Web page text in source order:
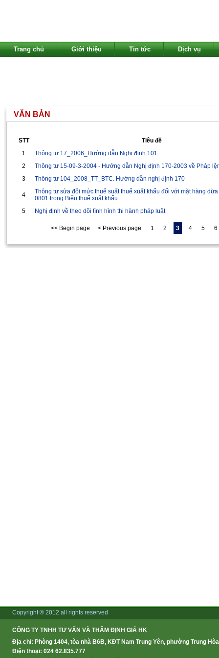
Trang chủ Giới thiệu Tin tức Dịch vụ
VĂN BẢN
STT
Tiêu đề
1
Thông tư 17_2006_Hướng dẫn Nghị định 101
2
Thông tư 15-09-3-2004 - Hướng dẫn Nghị định 170-2003 về Pháp
3
Thông tư 104_2008_TT_BTC. Hướng dẫn nghị định 170
4
Thông tư sửa đổi mức thuế suất thuế xuất khẩu đối với mặt hàng
0801 trong Biểu thuế xuất khẩu
5
Nghị định về theo dõi tình hình thi hành pháp luật
<< Begin page < Previous page 1 2 3 4 5 6
Copyright ® 2012 all rights reserved
CÔNG TY TNHH TƯ VẤN VÀ THẨM ĐỊNH GIÁ HK
Địa chỉ: Phòng 1404, tòa nhà B6B, KĐT Nam Trung Yên, phường Trung
Điện thoại: 024 62.835.777